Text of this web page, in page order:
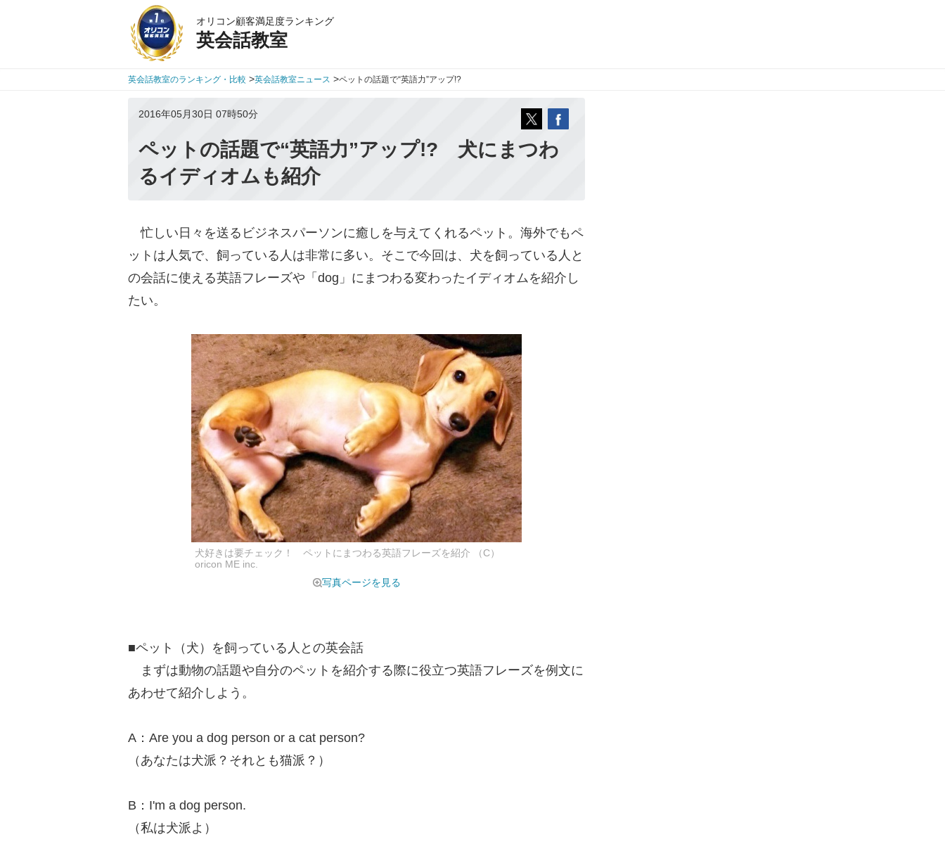
オリコン顧客満足度ランキング
英会話教室
英会話教室のランキング・比較 >英会話教室ニュース >ペットの話題で“英語力”アップ!?
2016年05月30日 07時50分
ペットの話題で“英語力”アップ!? 犬にまつわ
るイディオムも紹介
忙しい日々を送るビジネスパーソンに癒しを与えてくれるペット。海外でもペ
ットは人気で、飼っている人は非常に多い。そこで今回は、犬を飼っている人と
の会話に使える英語フレーズや「dog」にまつわる変わったイディオムを紹介し
たい。
犬好きは要チェック！ ペットにまつわる英語フレーズを紹介 （C）
oricon ME inc.
写真ページを見る
■ペット（犬）を飼っている人との英会話
まずは動物の話題や自分のペットを紹介する際に役立つ英語フレーズを例文に
あわせて紹介しよう。
A：Are you a dog person or a cat person?
（あなたは犬派？それとも猫派？）
B：I'm a dog person.
（私は犬派よ）